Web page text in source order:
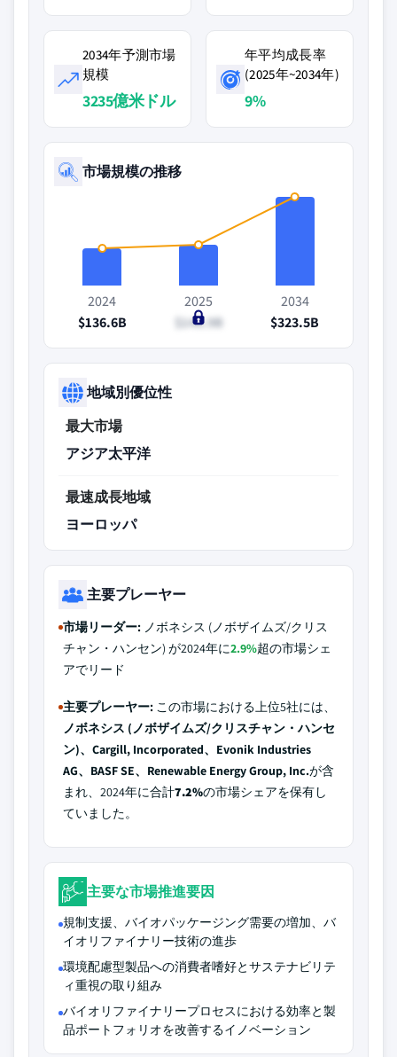
2034年予測市場
規模
3235億米ドル
年平均成長率
(2025年~2034年)
9%
市場規模の推移
2024
$136.6B
2025
$148.9B
2034
$323.5B
地域別優位性
最大市場
アジア太平洋
最速成長地域
ヨーロッパ
主要プレーヤー
市場リーダー: ノボネシス (ノボザイムズ/クリス
チャン・ハンセン) が2024年に2.9%超の市場シェ
アでリード
主要プレーヤー: この市場における上位5社には、
ノボネシス (ノボザイムズ/クリスチャン・ハンセ
ン)、Cargill, Incorporated、Evonik Industries
AG、BASF SE、Renewable Energy Group, Inc.が含
まれ、2024年に合計7.2%の市場シェアを保有し
ていました。
主要な市場推進要因
規制支援、バイオパッケージング需要の増加、バ
イオリファイナリー技術の進歩
環境配慮型製品への消費者嗜好とサステナビリテ
ィ重視の取り組み
バイオリファイナリープロセスにおける効率と製
品ポートフォリオを改善するイノベーション